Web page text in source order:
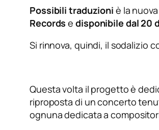
Possibili traduzioni è la
Records edisponibile dal 20
Si rinnova, quindi, il sodalizio
Questa volta il progetto è
riproposta di un concerto
ognuna dedicata a